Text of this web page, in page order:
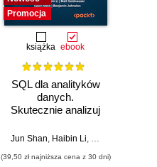
Promocja
książka ebook
SQL dla analityków
danych.
Skutecznie analizuj
wartościowe
zaawansowany
Jun Shan, Haibin Li, Matt Goldwasser
(39,50 zł najniższa cena z 30 dni)